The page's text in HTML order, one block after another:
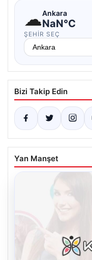
☁Ankara
NaN°C
ŞEHIR SEÇ
Bizi Takip Edin
Yan Manşet